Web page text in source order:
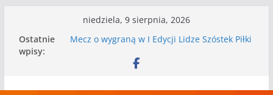
treści
niedziela, 9 sierpnia, 2026
Ostatnie
wpisy:
Mecz o wygraną w I Edycji Lidze Szóstek Piłki
Nasze piłkarskie zespoły w toku przygotowań
Kolejne gry kontrolne naszych piłkarskich